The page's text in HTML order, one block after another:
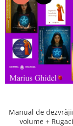
Manual de
volume +